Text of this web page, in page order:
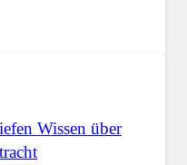
Wissen über